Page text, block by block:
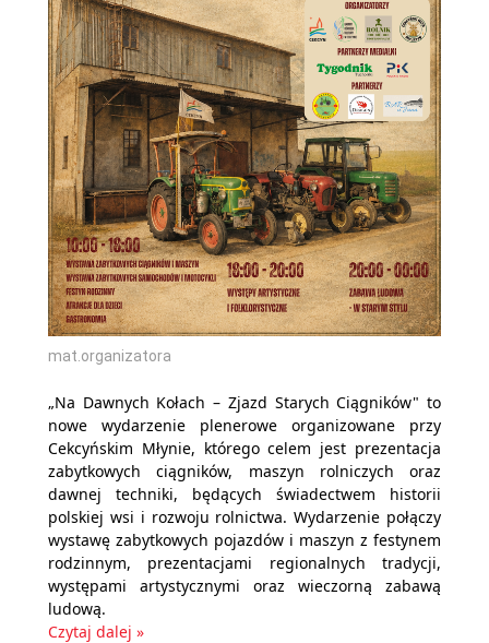
mat.organizatora
„Na Dawnych Kołach – Zjazd Starych Ciągników" to
nowe wydarzenie plenerowe organizowane przy
Cekcyńskim Młynie, którego celem jest prezentacja
zabytkowych ciągników, maszyn rolniczych oraz
dawnej techniki, będących świadectwem historii
polskiej wsi i rozwoju rolnictwa. Wydarzenie połączy
wystawę zabytkowych pojazdów i maszyn z festynem
rodzinnym, prezentacjami regionalnych tradycji,
występami artystycznymi oraz wieczorną zabawą
ludową.
Czytaj dalej »